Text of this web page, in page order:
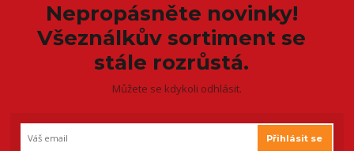
Nepropásněte novinky!
Všeználkův sortiment se
stále rozrůstá.
Můžete se kdykoli odhlásit.
Přihlásit se